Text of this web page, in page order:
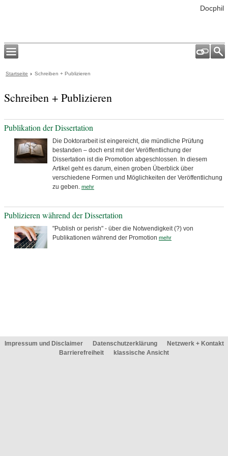
Docphil
Startseite Schreiben + Publizieren
Schreiben + Publizieren
Publikation der Dissertation
Die Doktorarbeit ist eingereicht, die mündliche Prüfung
bestanden – doch erst mit der Veröffentlichung der
Dissertation ist die Promotion abgeschlossen. In diesem
Artikel geht es darum, einen groben Überblick über
verschiedene Formen und Möglichkeiten der Veröffentlichung
zu geben. mehr
Publizieren während der Dissertation
"Publish or perish" - über die Notwendigkeit (?) von
Publikationen während der Promotion mehr
Impressum und Disclaimer Datenschutzerklärung
Netzwerk + Kontakt
Barrierefreiheit
klassische Ansicht